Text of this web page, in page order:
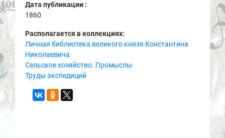
Дата публикации :
1860
Располагается в коллекциях:
Личная библиотека великого князя Константина
Николаевича
Сельское хозяйство. Промыслы
Труды экспедиций